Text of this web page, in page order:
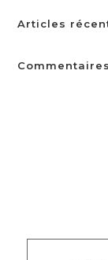
Articles